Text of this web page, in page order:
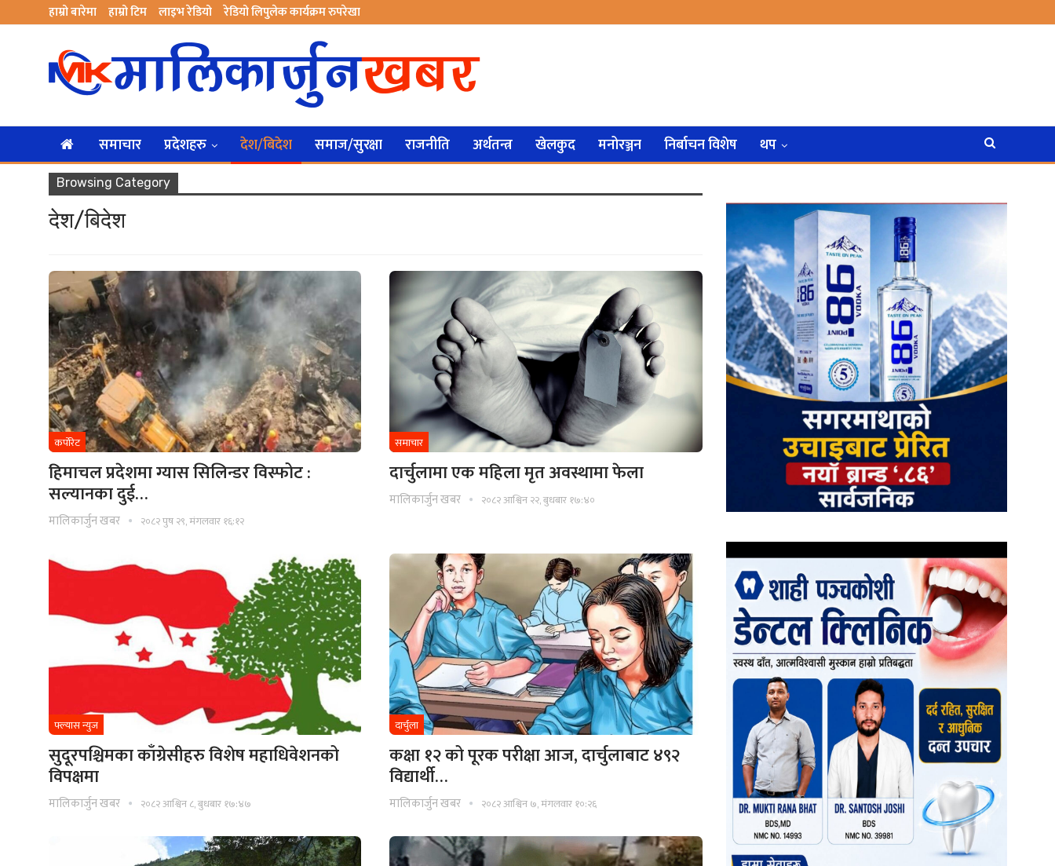
हाम्रो बारेमा हाम्रो टिम लाइभ रेडियो रेडियो लिपुलेक कार्यक्रम रुपरेखा
समाचार प्रदेशहरु देश/बिदेश समाज/सुरक्षा राजनीति अर्थतन्त्र खेलकुद मनोरञ्जन निर्बाचन विशेष थप
Browsing Category
देश/बिदेश
कर्पोरेट
हिमाचल प्रदेशमा ग्यास सिलिन्डर विस्फोट :
सल्यानका दुई…
मालिकार्जुन खबर २०८२ पुष २९, मंगलवार १६:१२
समाचार
दार्चुलामा एक महिला मृत अवस्थामा फेला
मालिकार्जुन खबर २०८२ आश्विन २२, बुधबार १७:४०
फ्ल्यास न्युज
सुदूरपश्चिमका काँग्रेसीहरु विशेष महाधिवेशनको
विपक्षमा
मालिकार्जुन खबर २०८२ आश्विन ८, बुधबार १७:४७
दार्चुला
कक्षा १२ को पूरक परीक्षा आज, दार्चुलाबाट ४९२
विद्यार्थी…
मालिकार्जुन खबर २०८२ आश्विन ७, मंगलवार १०:२६